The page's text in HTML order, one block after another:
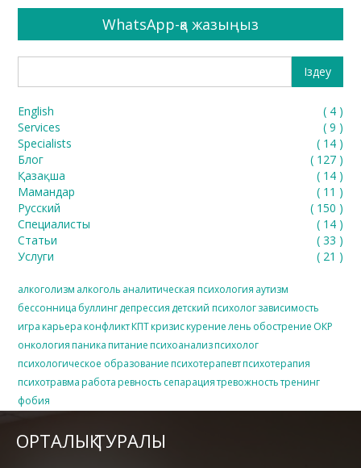
WhatsApp-қа жазыңыз
English ( 4)
Services
( 9 )
Specialists
( 14)
Блог
( 127)
Қазақша
( 14)
Мамандар
( 11 )
Русский
( 150 )
Специалисты
( 14)
Статьи
( 33 )
Услуги
( 21 )
алкоголизм алкоголь аналитическая психология аутизм
бессонница буллингдепрессия детский психологзависимость
игра карьера конфликтКПТкризискурение лень обострение ОКР
онкология паника питание психоанализпсихолог
психологическое образование психотерапевтпсихотерапия
психотравма работа ревность сепарация тревожность тренинг
фобия
ОРТАЛЫҚ ТУРАЛЫ